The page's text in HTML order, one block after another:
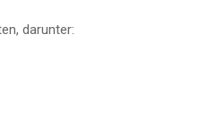
darunter: